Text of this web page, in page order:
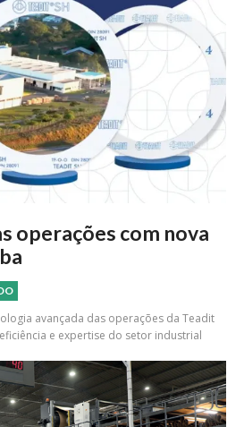
operações com nova
avançada das operações da Teadit
e expertise do setor industrial